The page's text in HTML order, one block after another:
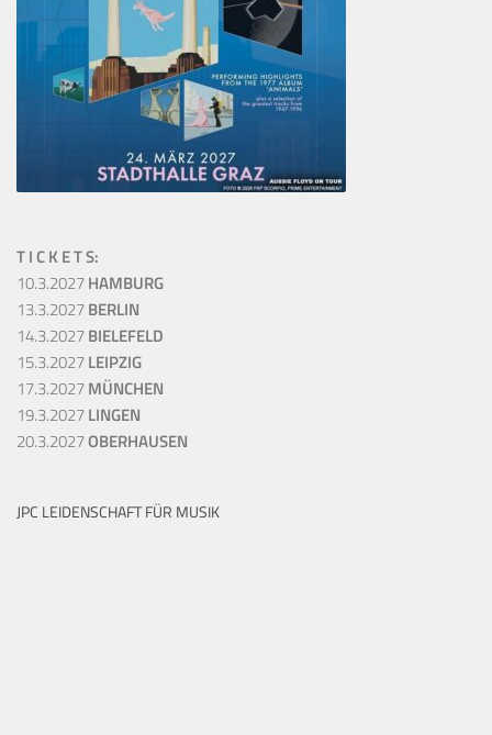
T I C K E T S:
10.3.2027HAMBURG
13.3.2027BERLIN
14.3.2027BIELEFELD
15.3.2027LEIPZIG
17.3.2027MÜNCHEN
19.3.2027LINGEN
20.3.2027OBERHAUSEN
JPC LEIDENSCHAFT FÜR MUSIK